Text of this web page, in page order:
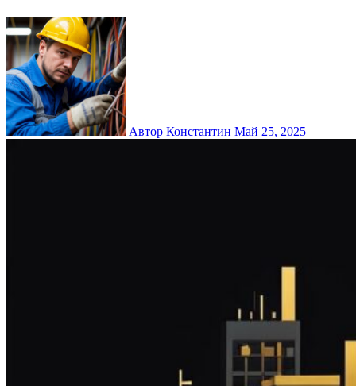
Автор Константин Май 25, 2025